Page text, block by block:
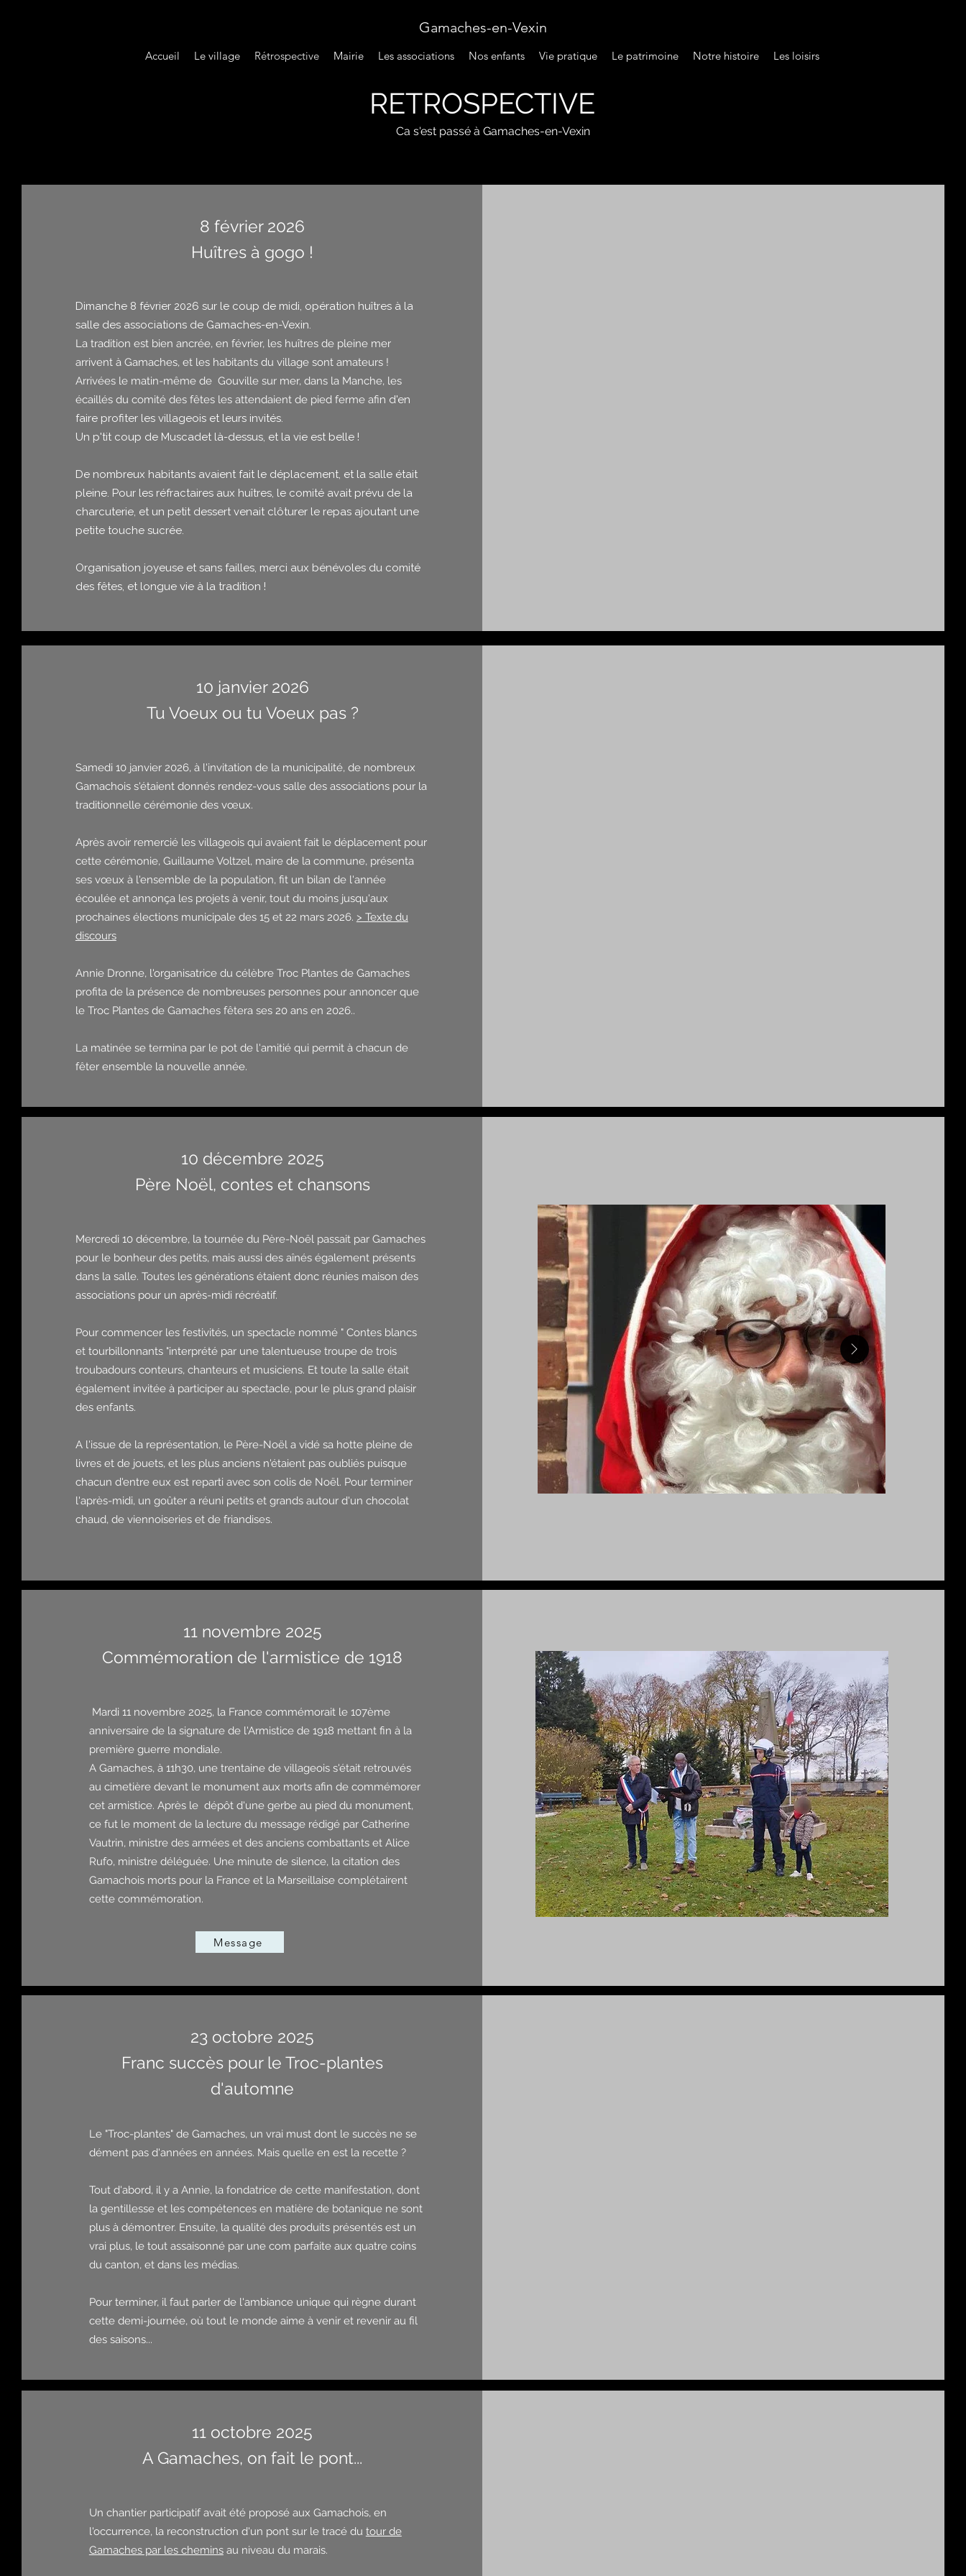
Gamaches-en-Vexin
Accueil Le village Rétrospective Mairie Les associations Nos enfants Vie pratique Le patrimoine Notre histoire Les loisirs
RETROSPECTIVE
Ca s'est passé à Gamaches-en-Vexin
8 février 2026
Huîtres à gogo !
Dimanche 8 février 2026 sur le coup de midi, opération huîtres à la
salle des associations de Gamaches-en-Vexin.
La tradition est bien ancrée, en février, les huîtres de pleine mer
arrivent à Gamaches, et les habitants du village sont amateurs !
Arrivées le matin-même de Gouville sur mer, dans la Manche, les
écaillés du comité des fêtes les attendaient de pied ferme afin​ d'en
faire profiter les villageois et leurs invités.
Un p'tit coup de Muscadet là-dessus, et la vie est belle !
De nombreux habitants avaient fait le déplacement, et la salle était
pleine. Pour les réfractaires aux huîtres, le comité avait prévu de la
charcuterie, et un petit dessert venait clôturer le repas ajoutant une
petite touche sucrée.
Organisation joyeuse et sans failles, merci aux bénévoles du comité
des fêtes, et longue vie à la tradition !
10 janvier 2026
Tu Voeux ou tu Voeux pas ?
Samedi 10 janvier 2026, à l'invitation de la municipalité, de nombreux
Gamachois s'étaient donnés rendez-vous salle des associations pour la
traditionnelle cérémonie des vœux.
Après avoir remercié les villageois qui avaient fait le déplacement pour
cette cérémonie, Guillaume Voltzel, maire de la commune, présenta
ses vœux à l'ensemble de la population, fit un bilan de l'année
écoulée et annonça les projets à venir, tout du moins jusqu'aux
prochaines élections municipale des 15 et 22 mars 2026. > Texte du
discours
Annie Dronne, l'organisatrice du célèbre Troc Plantes de Gamaches
profita de la présence de nombreuses personnes pour annoncer que
le Troc Plantes de Gamaches fêtera ses 20 ans en 2026..
La matinée se termina par le pot de l'amitié qui permit à chacun de
fêter ensemble la nouvelle année.
10 décembre 2025
Père Noël, contes et chansons
Mercredi 10 décembre, la tournée du Père-Noël passait par Gamaches
pour le bonheur des petits, mais aussi des aînés également présents
dans la salle. Toutes les générations étaient donc réunies maison des
associations pour un après-midi récréatif.
Pour commencer les festivités, un spectacle nommé " Contes blancs
et tourbillonnants "interprété par une talentueuse troupe de trois
troubadours conteurs, chanteurs et musiciens. Et toute la salle était
également invitée à participer au spectacle, pour le plus grand plaisir
des enfants.
A l'issue de la représentation, le Père-Noël a vidé sa hotte pleine de
livres et de jouets, et les plus anciens n'étaient pas oubliés puisque
chacun d'entre eux est reparti avec son colis de Noël. Pour terminer
l'après-midi, un goûter a réuni petits et grands autour d'un chocolat
chaud, de viennoiseries et de friandises.
11 novembre 2025
Commémoration de l'armistice de 1918
Mardi 11 novembre 2025, la France commémorait le 107ème
anniversaire de la signature de l'Armistice de 1918 mettant fin à la
première guerre mondiale.
A Gamaches, à 11h30, une trentaine de villageois s'était retrouvés
au cimetière devant le monument aux morts afin de commémorer
cet armistice. Après le dépôt d'une gerbe au pied du monument,
ce fut le moment de la lecture du message rédigé par Catherine
Vautrin, ministre des armées et des anciens combattants et Alice
Rufo, ministre déléguée. Une minute de silence, la citation des
Gamachois morts pour la France et la Marseillaise complétairent
cette commémoration.
Message
23 octobre 2025
Franc succès pour le Troc-plantes
d'automne
Le "Troc-plantes" de Gamaches, un vrai must dont le succès ne se
dément pas d'années en années. Mais quelle en est la recette ?
Tout d'abord, il y a Annie, la fondatrice de cette manifestation, dont
la gentillesse et les compétences en matière de botanique ne sont
plus à démontrer. Ensuite, la qualité des produits présentés est un
vrai plus, le tout assaisonné par une com parfaite aux quatre coins
du canton, et dans les médias.
Pour terminer, il faut parler de l'ambiance unique qui règne durant
cette demi-journée, où tout le monde aime à venir et revenir au fil
des saisons...
11 octobre 2025
A Gamaches, on fait le pont...
Un chantier participatif avait été proposé aux Gamachois, en
l'occurrence, la reconstruction d'un pont sur le tracé du tour de
Gamaches par les cheminsau niveau du marais.